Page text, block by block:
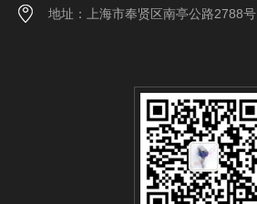
地址：上海市奉贤区南亭公路2788号